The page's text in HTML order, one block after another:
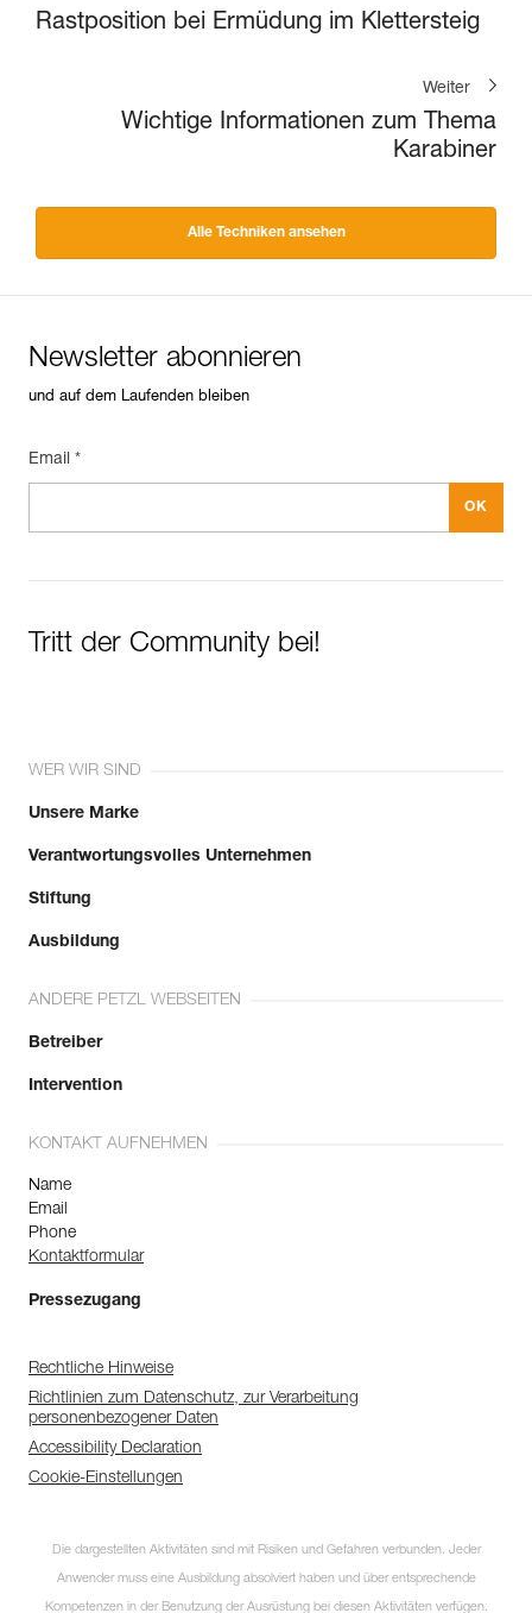
Rastposition bei Ermüdung im Klettersteig
Weiter
Wichtige Informationen zum Thema
Karabiner
Alle Techniken ansehen
Newsletter abonnieren
und auf dem Laufenden bleiben
Email *
Tritt der Community bei!
WER WIR SIND
Unsere Marke
Verantwortungsvolles Unternehmen
Stiftung
Ausbildung
ANDERE PETZL WEBSEITEN
Betreiber
Intervention
KONTAKT AUFNEHMEN
Name
Email
Phone
Kontaktformular
Pressezugang
Rechtliche Hinweise
Richtlinien zum Datenschutz, zur Verarbeitung
personenbezogener Daten
Accessibility Declaration
Cookie-Einstellungen
Die dargestellten Aktivitäten sind mit Risiken und Gefahren verbunden. Jeder
Anwender muss eine Ausbildung absolviert haben und über entsprechende
Kompetenzen in der Benutzung der Ausrüstung bei diesen Aktivitäten verfügen.